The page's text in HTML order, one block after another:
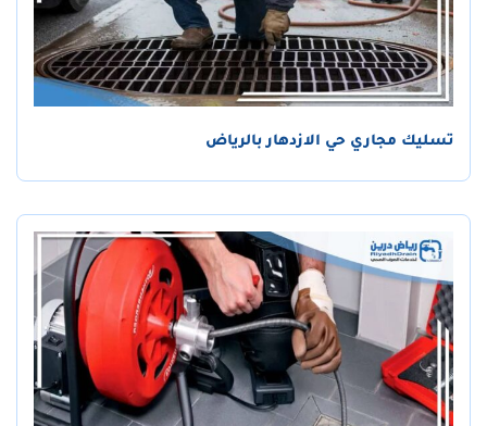
تسليك مجاري حي الازدهار بالرياض